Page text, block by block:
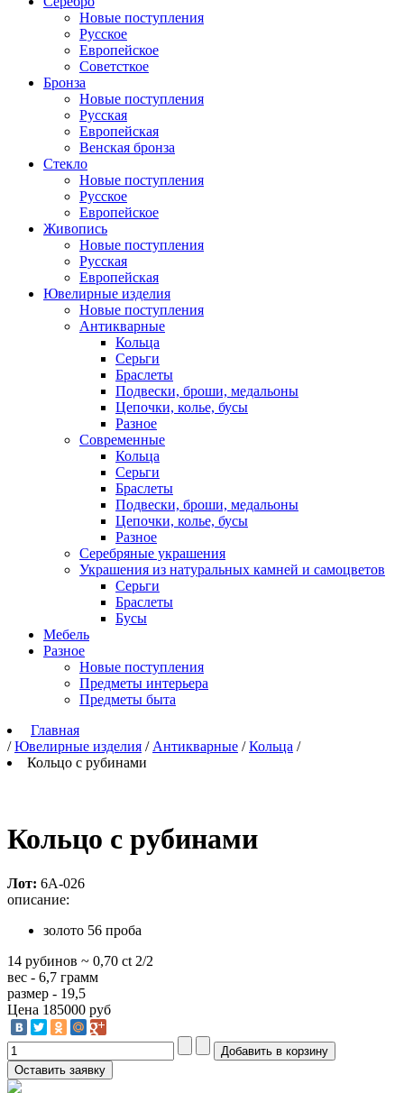
Новые поступления
Русское
Европейское
Советсткое
Бронза
Новые поступления
Русская
Европейская
Венская бронза
Стекло
Новые поступления
Русское
Европейское
Живопись
Новые поступления
Русская
Европейская
Ювелирные изделия
Новые поступления
Антикварные
Кольца
Серьги
Браслеты
Подвески, броши, медальоны
Цепочки, колье, бусы
Разное
Современные
Кольца
Серьги
Браслеты
Подвески, броши, медальоны
Цепочки, колье, бусы
Разное
Серебряные украшения
Украшения из натуральных камней и самоцветов
Серьги
Браслеты
Бусы
Мебель
Разное
Новые поступления
Предметы интерьера
Предметы быта
Главная
/ Ювелирные изделия / Антикварные / Кольца /
Кольцо с рубинами
Кольцо с рубинами
Лот: 6А-026
описание:
золото 56 проба
14 рубинов ~ 0,70 ct 2/2
вес - 6,7 грамм
размер - 19,5
Цена 185000 руб